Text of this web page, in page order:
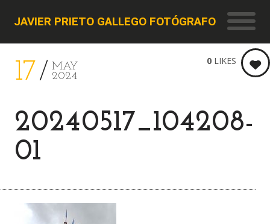
JAVIER PRIETO GALLEGO FOTÓGRAFO
17
MAY
2024
20240517_104208-
01
0 LIKES